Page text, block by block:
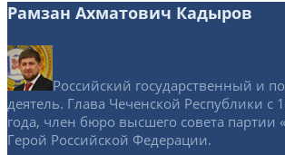
Рамзан Ахматович Кадыров
Российский государственный и
деятель. Глава Чеченской Республики с
года, член бюро высшего совета партии
Герой Российской Федерации.